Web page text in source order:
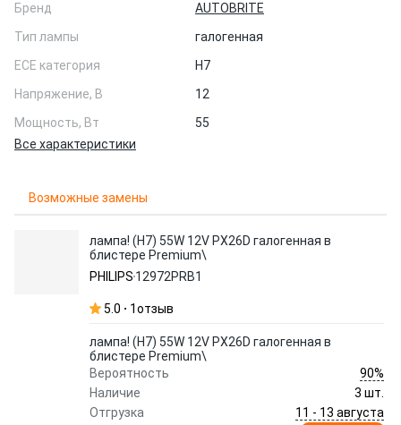
Бренд
AUTOBRITE
Тип лампы
галогенная
ЕСЕ категория
H7
Напряжение, В
12
Мощность, Вт
55
Все характеристики
Возможные замены
лампа! (H7) 55W 12V PX26D галогенная в
блистере Premium\
PHILIPS 12972PRB1
5.0 1отзыв
лампа! (H7) 55W 12V PX26D галогенная в
блистере Premium\
Вероятность
90%
Наличие
3 шт.
Отгрузка
11 - 13 августа